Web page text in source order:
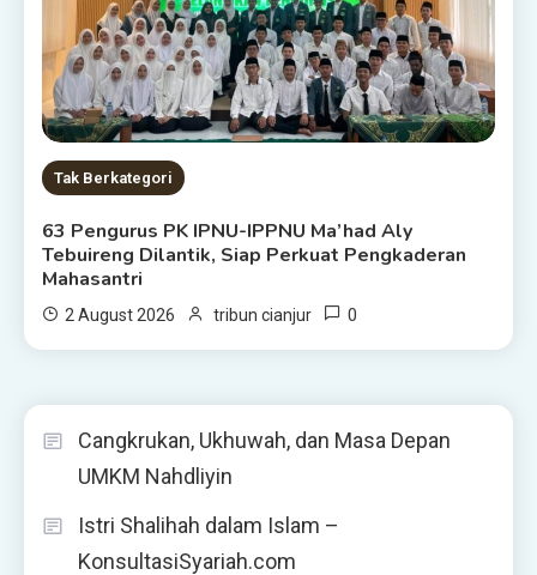
Tak Berkategori
63 Pengurus PK IPNU-IPPNU Ma’had Aly
Tebuireng Dilantik, Siap Perkuat Pengkaderan
Mahasantri
2 August 2026 tribun cianjur 0
Cangkrukan, Ukhuwah, dan Masa Depan
UMKM Nahdliyin
Istri Shalihah dalam Islam –
KonsultasiSyariah.com